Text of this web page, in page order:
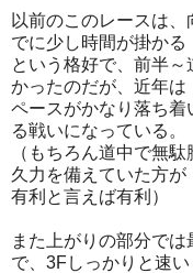
以前のこのレースは
でに少し時間が掛かる
という格好で、前半
かったのだが、近年は
ペースがかなり落ち
る戦いになっている。
（もちろん道中で無
久力を備えていた方が
有利と言えば有利）
また上がりの部分で
で、3Fしっかりと速い